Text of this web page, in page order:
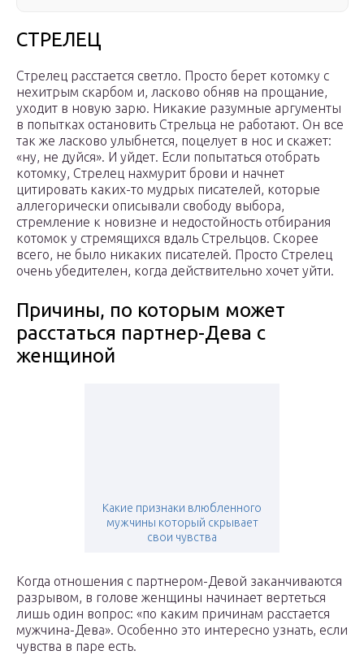
СТРЕЛЕЦ
Стрелец расстается светло. Просто берет котомку с
нехитрым скарбом и, ласково обняв на прощание,
уходит в новую зарю. Никакие разумные аргументы
в попытках остановить Стрельца не работают. Он все
так же ласково улыбнется, поцелует в нос и скажет:
«ну, не дуйся». И уйдет. Если попытаться отобрать
котомку, Стрелец нахмурит брови и начнет
цитировать каких-то мудрых писателей, которые
аллегорически описывали свободу выбора,
стремление к новизне и недостойность отбирания
котомок у стремящихся вдаль Стрельцов. Скорее
всего, не было никаких писателей. Просто Стрелец
очень убедителен, когда действительно хочет уйти.
Причины, по которым может
расстаться партнер-Дева с
женщиной
Какие признаки влюбленного
мужчины который скрывает
свои чувства
Когда отношения с партнером-Девой заканчиваются
разрывом, в голове женщины начинает вертеться
лишь один вопрос: «по каким причинам расстается
мужчина-Дева». Особенно это интересно узнать, если
чувства в паре есть.